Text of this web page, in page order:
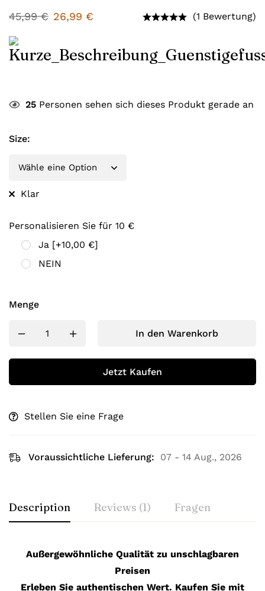
45,99€ 26,99 € (1 Bewertung)
25 Personen sehen sich dieses Produkt gerade an
Size:
Klar
Personalisieren Sie für 10 €
Ja [+10,00 €]
NEIN
Menge
In den Warenkorb
Jetzt Kaufen
Stellen Sie eine Frage
Voraussichtliche Lieferung: 07 - 14 Aug., 2026
Description Reviews (1) Fragen
Außergewöhnliche Qualität zu unschlagbaren
Preisen
Erleben Sie authentischen Wert. Kaufen Sie mit